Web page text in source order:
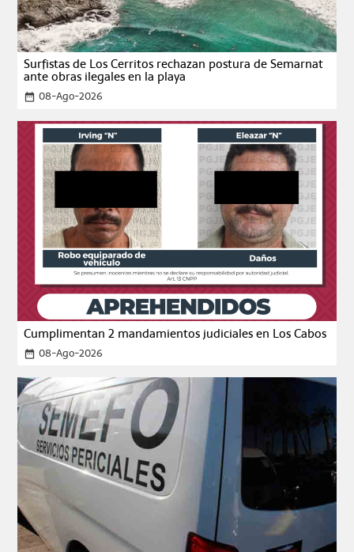
Surfistas de Los Cerritos rechazan postura de Semarnat
ante obras ilegales en la playa
date_range 08-Ago-2026
Cumplimentan 2 mandamientos judiciales en Los Cabos
date_range 08-Ago-2026